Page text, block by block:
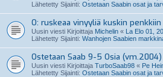
Lähetetty Sijainti: Ostetaan Saabin osat ja
O: ruskeaa vinyyliä kuskin penkkiin
Uusin viesti Kirjoittaja Michelin « La Elo 01,
Lähetetty Sijainti: Wanhojen Saabien
Ostetaan Saab 9-5 Osia (vm.2004)
Uusin viesti Kirjoittaja TurboSaab98 « Pe
Lähetetty Sijainti: Ostetaan Saabin osat ja